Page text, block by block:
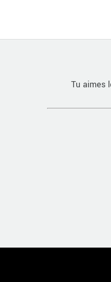
Tu aimes